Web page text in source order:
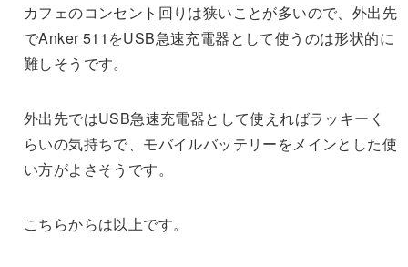
カフェのコンセント回りは狭いことが多いので、外出先
でAnker 511をUSB急速充電器として使うのは形状的に
難しそうです。
外出先ではUSB急速充電器として使えればラッキーく
らいの気持ちで、モバイルバッテリーをメインとした使
い方がよさそうです。
こちらからは以上です。